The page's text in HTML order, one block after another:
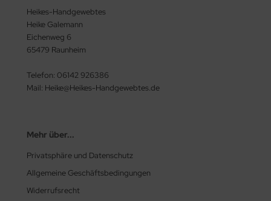
Heikes-Handgewebtes
Heike Galemann
Eichenweg 6
65479 Raunheim
Telefon: 06142 926386
Mail: Heike@Heikes-Handgewebtes.de
Mehr über...
Privatsphäre und Datenschutz
Allgemeine Geschäftsbedingungen
Widerrufsrecht